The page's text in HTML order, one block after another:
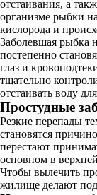
отстаивания, а
организме рыбки
кислорода и
Заболевшая рыбка
постепенно
глаз и
тщательно
отстаивать воду
Простудные
Резкие перепады
становятся
перестают
основном в
Чтобы вылечить
жилище делают